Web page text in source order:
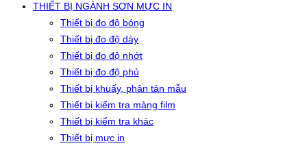
THIẾT BỊ NGÀNH SƠN MỰC IN
Thiết bị đo độ bóng
Thiết bị đo độ dày
Thiết bị đo độ nhớt
Thiết bị đo độ phủ
Thiết bị khuấy, phân tán mẫu
Thiết bị kiểm tra màng film
Thiết bị kiểm tra khác
Thiết bị mực in